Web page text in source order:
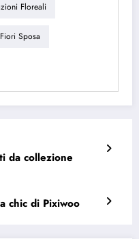
Floreali
Fiori Sposa
da collezione
chic di Pixiwoo